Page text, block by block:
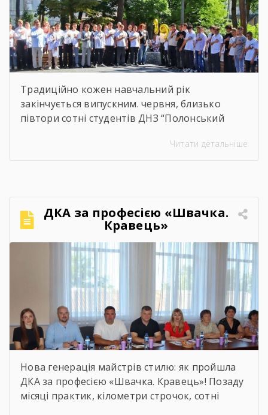
Традиційно кожен навчальний рік
закінчується випускним. червня, близько
півтори сотні студентів ДНЗ “Полонський
одержали дипломи кваліфікованих
привітання та міцні обійми найрідніших. Для
вас, дорогі випускники, закінчився черговий
етап. А далі […]
Читати детальніше
ДКА за професією «Швачка.
Кравець»
Нова генерація майстрів стилю: як пройшла
ДКА за професією «Швачка. Кравець»! Позаду
місяці практик, кілометри строчок, сотні